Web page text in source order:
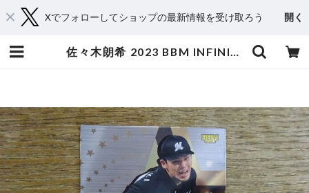
Xでフォローしてショップの最新情報を受け取ろう 開く
佐々木朗希 2023 BBM INFINITY | スポーツカードミントC&K本厚木店－オンラインショップ